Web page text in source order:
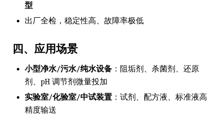
型
出厂全检，稳定性高、故障率极低
四、应用场景
小型净水/污水/纯水设备 ：阻垢剂、杀菌剂、还原
剂、pH 调节剂微量投加
实验室/化验室/中试装置 ：试剂、配方液、标准液高
精度输送